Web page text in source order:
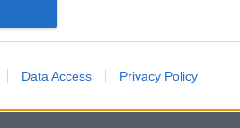
Data Access Privacy Policy